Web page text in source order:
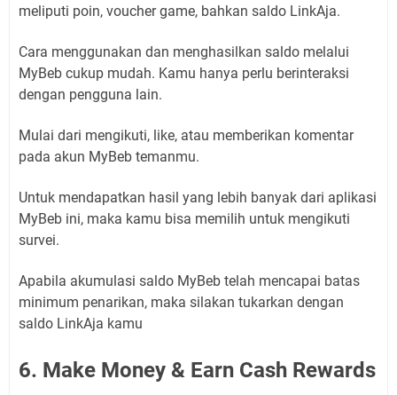
meliputi poin, voucher game, bahkan saldo LinkAja.
Cara menggunakan dan menghasilkan saldo melalui
MyBeb cukup mudah. Kamu hanya perlu berinteraksi
dengan pengguna lain.
Mulai dari mengikuti, like, atau memberikan komentar
pada akun MyBeb temanmu.
Untuk mendapatkan hasil yang lebih banyak dari aplikasi
MyBeb ini, maka kamu bisa memilih untuk mengikuti
survei.
Apabila akumulasi saldo MyBeb telah mencapai batas
minimum penarikan, maka silakan tukarkan dengan
saldo LinkAja kamu
6. Make Money & Earn Cash Rewards